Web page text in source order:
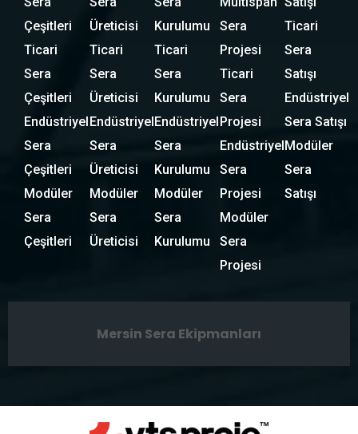
Mersin Sera Ekipmanları
Çeşitleri
Ticari
Sera
Çeşitleri
Endüstriyel
Sera
Çeşitleri
Modüler
Sera
Çeşitleri
Üreticisi
Ticari
Sera
Üreticisi
Endüstriyel
Sera
Üreticisi
Modüler
Sera
Üreticisi
Kurulumu
Ticari
Sera
Kurulumu
Endüstriyel
Sera
Kurulumu
Modüler
Sera
Kurulumu
Sera
Projesi
Ticari
Sera
Projesi
Endüstriyel
Sera
Projesi
Modüler
Sera
Projesi
Ticari
Sera
Satışı
Endüstriyel
Sera Satışı
Modüler
Sera
Satışı